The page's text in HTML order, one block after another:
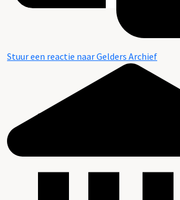
Stuur een reactie naar Gelders Archief